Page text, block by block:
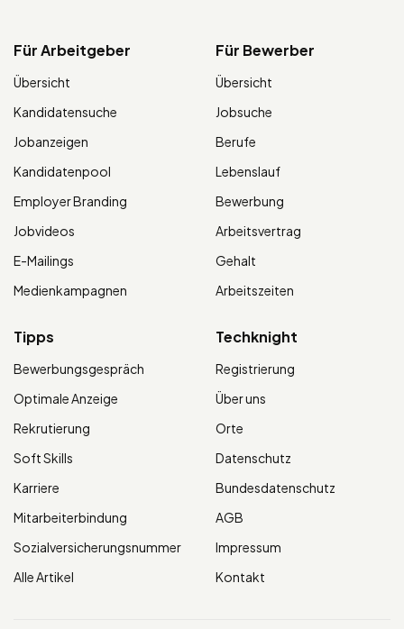
Für Arbeitgeber
Übersicht
Kandidatensuche
Jobanzeigen
Kandidatenpool
Employer Branding
Jobvideos
E-Mailings
Medienkampagnen
Für Bewerber
Übersicht
Jobsuche
Berufe
Lebenslauf
Bewerbung
Arbeitsvertrag
Gehalt
Arbeitszeiten
Tipps
Bewerbungsgespräch
Optimale Anzeige
Rekrutierung
Soft Skills
Karriere
Mitarbeiterbindung
Sozialversicherungsnummer
Alle Artikel
Techknight
Registrierung
Über uns
Orte
Datenschutz
Bundesdatenschutz
AGB
Impressum
Kontakt